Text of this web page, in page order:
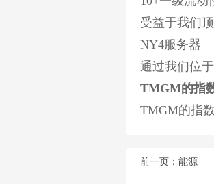
受益于我们
NY4服务器
通过我们位
TMGM的指
TMGM的指
前一页： 能源